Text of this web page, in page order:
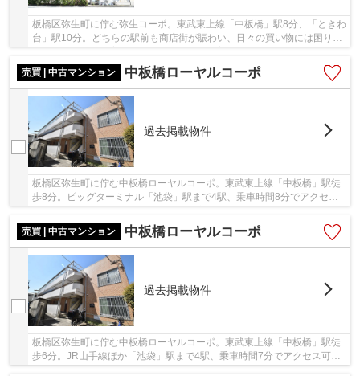
板橋区弥生町に佇む弥生コーポ。東武東上線「中板橋」駅8分、「ときわ
台」駅10分。どちらの駅前も商店街が賑わい、日々の買い物には困りま
売買 | 中古マンション
中板橋ローヤルコーポ
過去掲載物件
板橋区弥生町に佇む中板橋ローヤルコーポ。東武東上線「中板橋」駅徒
歩8分。ビッグターミナル「池袋」駅まで4駅、乗車時間8分でアクセス
可能な利便性と住み易さを兼ね備えた立地です。...
売買 | 中古マンション
中板橋ローヤルコーポ
過去掲載物件
板橋区弥生町に佇む中板橋ローヤルコーポ。東武東上線「中板橋」駅徒
歩6分。JR山手線ほか「池袋」駅まで4駅、乗車時間7分でアクセス可能
で利便性も良好です。周辺にはスーパーやコンビ...